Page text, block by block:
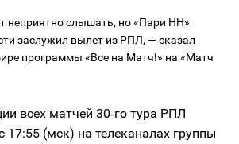
неприятно слышать, но «Пари НН»
заслужил вылет из РПЛ, — сказал
программы «Все на Матч!» на «Матч
всех матчей 30‑го тура РПЛ
17:55 (мск) на телеканалах группы